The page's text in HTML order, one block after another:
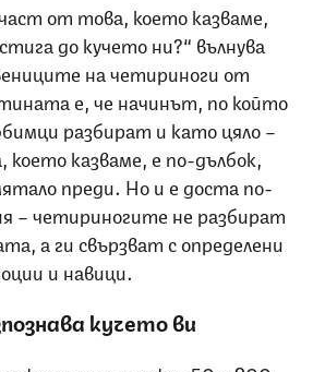
от това, което казваме,
до кучето ни?“ вълнува
на четириноги от
е, че начинът, по който
разбират и като цяло –
казваме, е по-дълбок,
преди. Но и е доста по-
– четириногите не разбират
а ги свързват с определени
и навици.
кучето ви